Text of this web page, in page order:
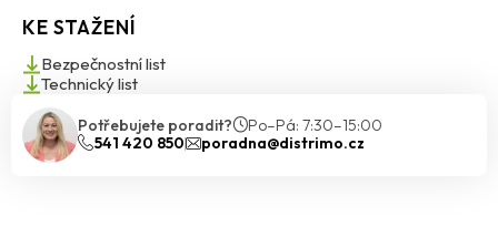
KE STAŽENÍ
Bezpečnostní list
Technický list
Potřebujete poradit?
Po–Pá: 7:30–15:00
541 420 850
poradna@distrimo.cz